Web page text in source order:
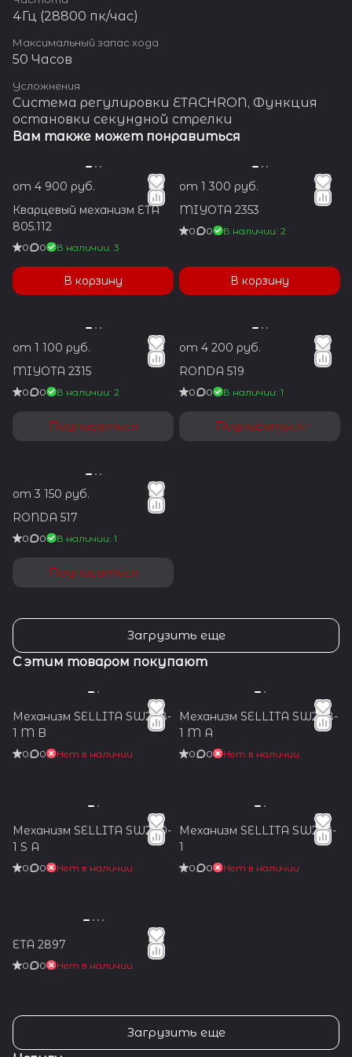
4Гц (28800 пк/час)
Максимальный запас хода
50 Часов
Усложнения
Система регулировки ETACHRON, Функция
остановки секундной стрелки
Вам также может понравиться
от 4 900 руб.
Кварцевый механизм ETA
805.112
0 0 В наличии: 3
В корзину
от 1 300 руб.
MIYOTA 2353
0 0 В наличии: 2
В корзину
от 1 100 руб.
MIYOTA 2315
0 0 В наличии: 2
Подписаться
от 4 200 руб.
RONDA 519
0 0 В наличии: 1
Подписаться
от 3 150 руб.
RONDA 517
0 0 В наличии: 1
Подписаться
Загрузить еще
С этим товаром покупают
Механизм SELLITA SW288-
1 M B
0 0 Нет в наличии
Механизм SELLITA SW288-
1 M A
0 0 Нет в наличии
Механизм SELLITA SW200-
1 S A
0 0 Нет в наличии
Механизм SELLITA SW279-
1
0 0 Нет в наличии
ETA 2897
0 0 Нет в наличии
Загрузить еще